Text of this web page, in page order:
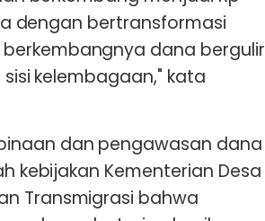
dengan bertransformasi
berkembangnya dana bergulir
kelembagaan," kata
dan pengawasan dana
kebijakan Kementerian Desa
Transmigrasi bahwa